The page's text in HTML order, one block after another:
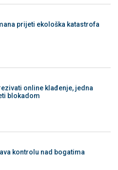
prijeti ekološka katastrofa
online klađenje, jedna
blokadom
kontrolu nad bogatima